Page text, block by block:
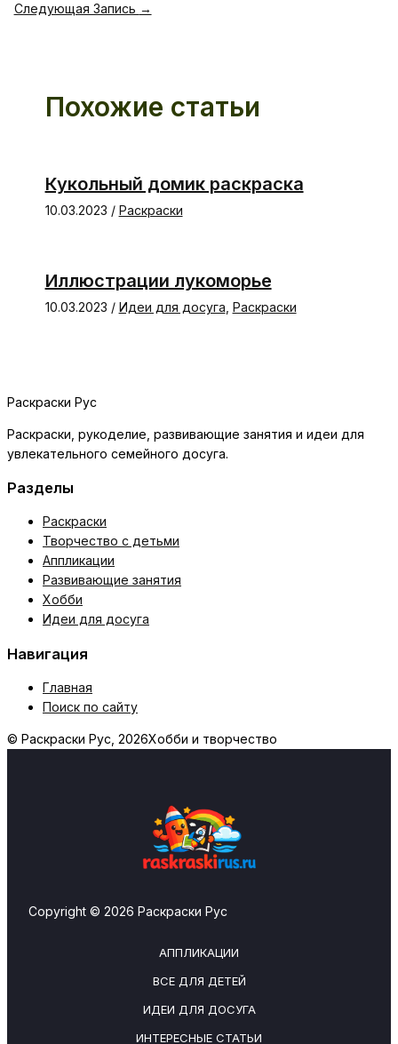
Следующая Запись →
Похожие статьи
Кукольный домик раскраска
10.03.2023 / Раскраски
Иллюстрации лукоморье
10.03.2023 / Идеи для досуга Раскраски
Раскраски Рус
Раскраски, рукоделие, развивающие занятия и идеи для
увлекательного семейного досуга.
Разделы
Раскраски
Творчество с детьми
Аппликации
Развивающие занятия
Хобби
Идеи для досуга
Навигация
Главная
Поиск по сайту
© Раскраски Рус, 2026Хобби и творчество
Copyright © 2026 Раскраски Рус
АППЛИКАЦИИ
ВСЕ ДЛЯ ДЕТЕЙ
ИДЕИ ДЛЯ ДОСУГА
ИНТЕРЕСНЫЕ СТАТЬИ